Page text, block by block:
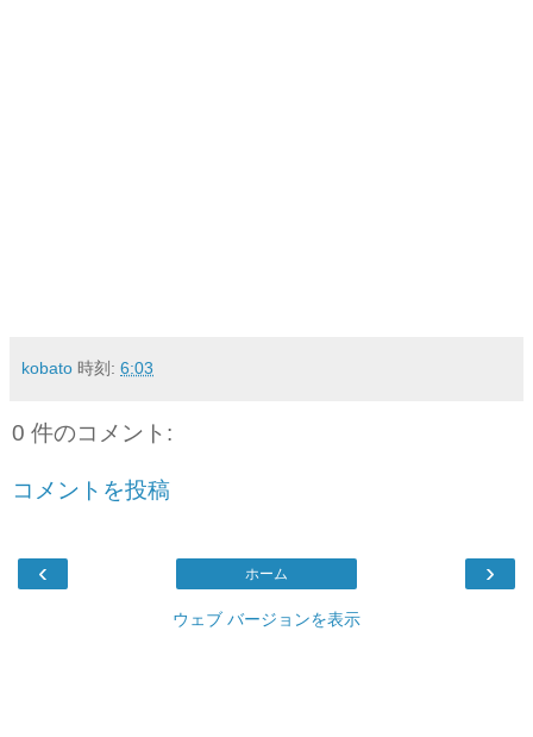
kobato 時刻: 6:03
0 件のコメント:
コメントを投稿
‹ ›
ホーム
ウェブ バージョンを表示